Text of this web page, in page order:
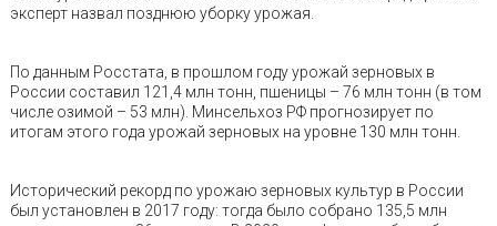
эксперт назвал позднюю уборку урожая.
По данным Росстата, в прошлом году урожай зерновых в
России составил 121,4 млн тонн, пшеницы – 76 млн тонн (в том
числе озимой – 53 млн). Минсельхоз РФ прогнозирует по
итогам этого года урожай зерновых на уровне 130 млн тонн.
Исторический рекорд по урожаю зерновых культур в России
был установлен в 2017 году: тогда было собрано 135,5 млн